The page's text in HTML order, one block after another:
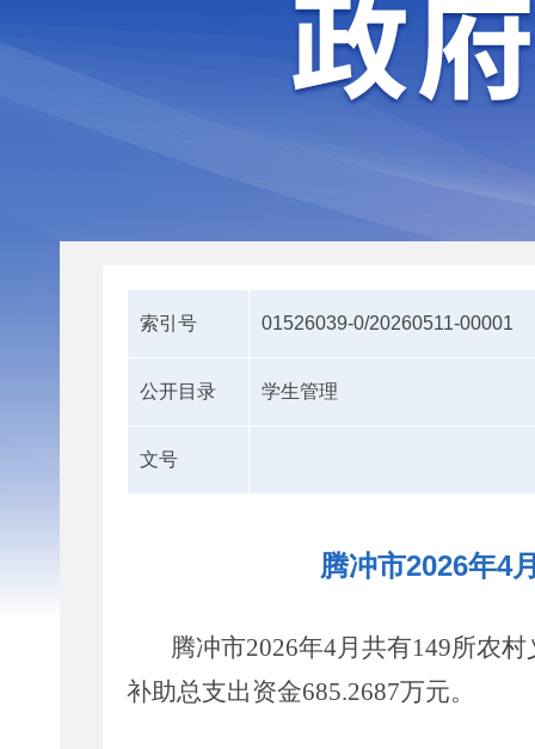
索引号 01526039-0/20260511-00001
公开目录 学生管理
文号
腾冲市2026年4
腾冲市2026年4月共有149所农
补助总支出资金685.2687万元。